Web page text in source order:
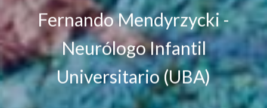
Fernando Mendyrzycki -
Neurólogo Infantil
Universitario (UBA)